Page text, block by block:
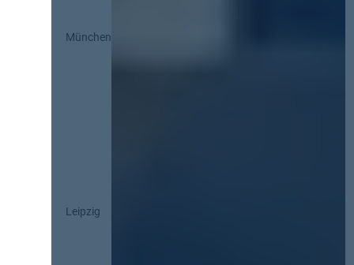
München
Leipzig